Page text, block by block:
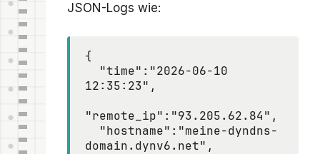
JSON-Logs wie:
{
12:35:23",
"remote_ip":"93.205.62.84",
domain.dynv6.net",